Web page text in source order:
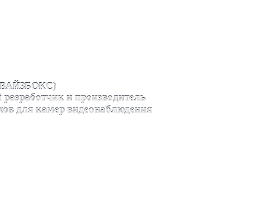
разработчик и производитель
для камер видеонаблюдения